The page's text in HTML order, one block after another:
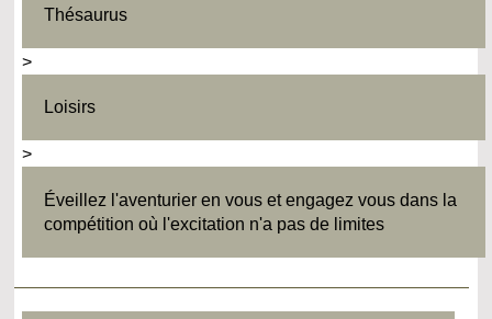
Thésaurus
>
Loisirs
>
Éveillez l'aventurier en vous et engagez vous dans la
compétition où l'excitation n'a pas de limites